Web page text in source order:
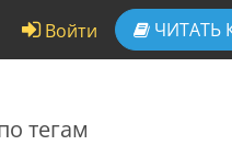
Войти ЧИТАТЬ
тегам